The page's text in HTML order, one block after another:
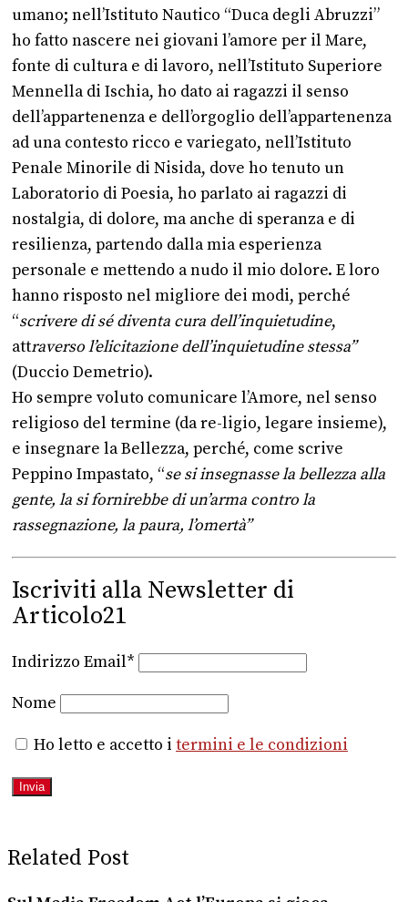
umano; nell’Istituto Nautico “Duca degli Abruzzi”
ho fatto nascere nei giovani l’amore per il Mare,
fonte di cultura e di lavoro, nell’Istituto Superiore
Mennella di Ischia, ho dato ai ragazzi il senso
dell’appartenenza e dell’orgoglio dell’appartenenza
ad una contesto ricco e variegato, nell’Istituto
Penale Minorile di Nisida, dove ho tenuto un
Laboratorio di Poesia, ho parlato ai ragazzi di
nostalgia, di dolore, ma anche di speranza e di
resilienza, partendo dalla mia esperienza
personale e mettendo a nudo il mio dolore. E loro
hanno risposto nel migliore dei modi, perché
“scrivere di sé diventa cura dell’inquietudine,
attraversol’elicitazione dell’inquietudine stessa”
(Duccio Demetrio).
Ho sempre voluto comunicare l’Amore, nel senso
religioso del termine (da re-ligio, legare insieme),
e insegnare la Bellezza, perché, come scrive
Peppino Impastato, “se si insegnasse la bellezza alla
gente, la si fornirebbe di un’arma contro la
rassegnazione, la paura, l’omertà”
Iscriviti alla Newsletter di
Articolo21
Indirizzo Email*
Nome
Ho letto e accetto i termini e le condizioni
Related Post